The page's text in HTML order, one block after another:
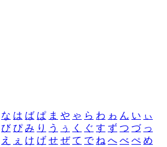
な は ば ぱ ま や ゃ ら わ ゎ ん い ぃ
び ぴ み り う ぅ く ぐ す ず つ づ っ
え ぇ け げ せ ぜ て で ね へ べ ぺ め